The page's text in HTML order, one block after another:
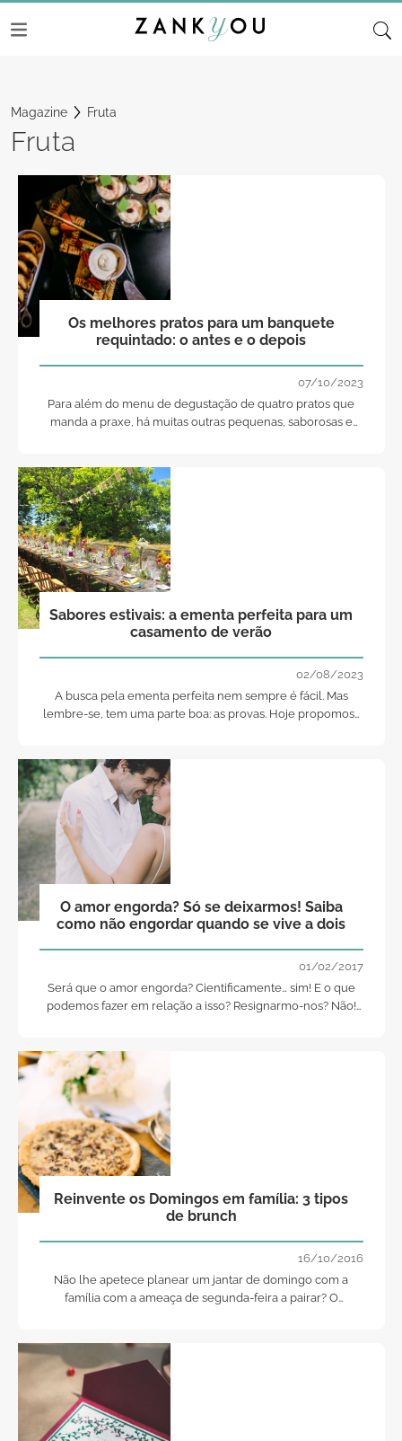
Magazine Fruta
Fruta
Os melhores pratos para um banquete
requintado: o antes e o depois
07/10/2023
Para além do menu de degustação de quatro pratos que
manda a praxe, há muitas outras pequenas, saborosas e
Sabores estivais: a ementa perfeita para um
casamento de verão
02/08/2023
A busca pela ementa perfeita nem sempre é fácil. Mas
lembre-se, tem uma parte boa: as provas. Hoje propomos-
O amor engorda? Só se deixarmos! Saiba
como não engordar quando se vive a dois
01/02/2017
Será que o amor engorda? Cientificamente… sim! E o que
podemos fazer em relação a isso? Resignarmo-nos? Não!
Reinvente os Domingos em família: 3 tipos
de brunch
16/10/2016
Não lhe apetece planear um jantar de domingo com a
família com a ameaça de segunda-feira a pairar? O